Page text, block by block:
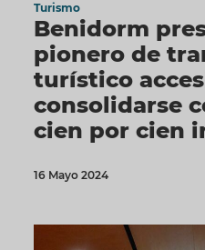
Turismo
Benidorm
pionero de
turístico
consolidarse
cien por cien
16 Mayo 2024